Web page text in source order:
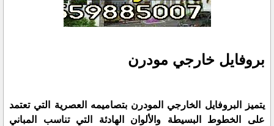
بروفايل خارجي مودرن
يتميز البروفايل الخارجي المودرن بتصاميمه العصرية التي تعتمد
على الخطوط البسيطة والألوان الهادئة التي تناسب المباني